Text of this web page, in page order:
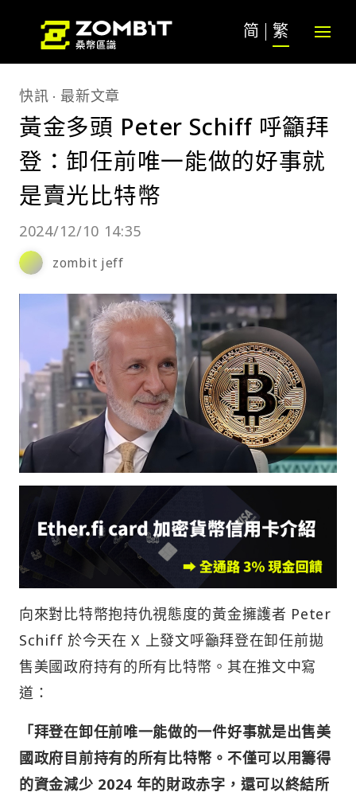
简 繁
快訊 最新文章
黃金多頭 Peter Schiff 呼籲拜
登：卸任前唯一能做的好事就
是賣光比特幣
2024/12/10 14:35
zombit jeff
向來對比特幣抱持仇視態度的黃金擁護者 Peter
Schiff 於今天在 X 上發文呼籲拜登在卸任前拋
售美國政府持有的所有比特幣。其在推文中寫
道：
「拜登在卸任前唯一能做的一件好事就是出售美
國政府目前持有的所有比特幣。不僅可以用籌得
的資金減少 2024 年的財政赤字，還可以終結所